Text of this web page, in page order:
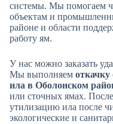
системы. Мы помогаем
объектам и
районе и области
работу ям.
У нас можно заказать
Мы выполняем откачку
ила в Оболонском
или сточных ямах.
утилизацию ила после
экологические и